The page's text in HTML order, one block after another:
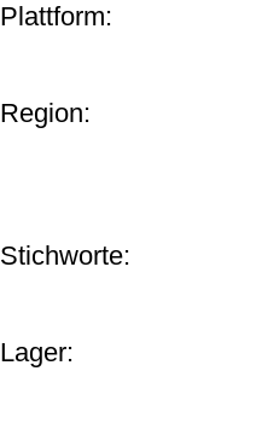
Plattform:
Region:
Stichworte:
Lager: